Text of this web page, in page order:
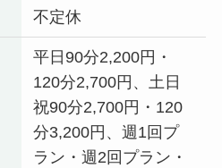
不定休
平日90分2,200円・
120分2,700円、土日
祝90分2,700円・120
分3,200円、週1回プ
ラン・週2回プラン・